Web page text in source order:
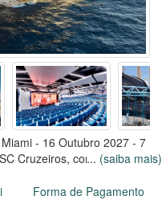
- 16 Outubro 2027 - 7
Cruzeiros, construído em
com uma tripulação de
... (saiba mais)
Forma de Pagamento